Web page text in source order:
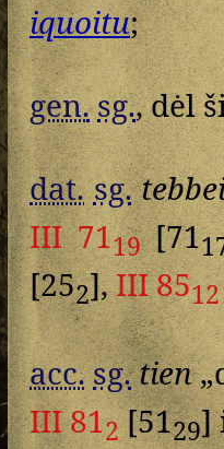
iquoitu;
gen.sg., dėl
dat. sg.
III 7119[71
[252],III 8512
acc.sg.tien
III 812[5129]